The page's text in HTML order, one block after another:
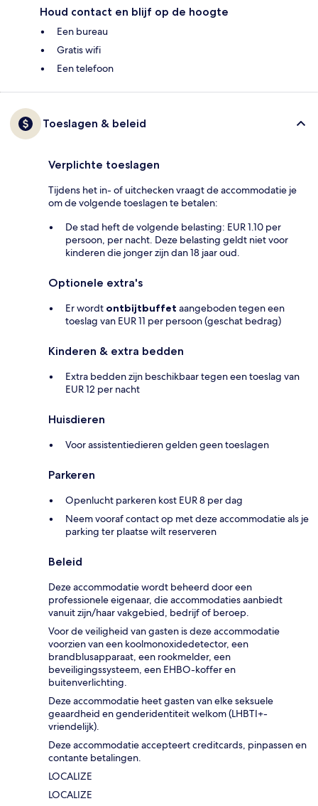
Houd contact en blijf op de hoogte
Een bureau
Gratis wifi
Een telefoon
Toeslagen & beleid
Verplichte toeslagen
Tijdens het in- of uitchecken vraagt de accommodatie je
om de volgende toeslagen te betalen:
De stad heft de volgende belasting: EUR 1.10 per
persoon, per nacht. Deze belasting geldt niet voor
kinderen die jonger zijn dan 18 jaar oud.
Optionele extra's
Er wordt ontbijtbuffet aangeboden tegen een
toeslag van EUR 11 per persoon (geschat bedrag)
Kinderen & extra bedden
Extra bedden zijn beschikbaar tegen een toeslag van
EUR 12 per nacht
Huisdieren
Voor assistentiedieren gelden geen toeslagen
Parkeren
Openlucht parkeren kost EUR 8 per dag
Neem vooraf contact op met deze accommodatie als je
parking ter plaatse wilt reserveren
Beleid
Deze accommodatie wordt beheerd door een
professionele eigenaar, die accommodaties aanbiedt
vanuit zijn/haar vakgebied, bedrijf of beroep.
Voor de veiligheid van gasten is deze accommodatie
voorzien van een koolmonoxidedetector, een
brandblusapparaat, een rookmelder, een
beveiligingssysteem, een EHBO-koffer en
buitenverlichting.
Deze accommodatie heet gasten van elke seksuele
geaardheid en genderidentiteit welkom (LHBTI+-
vriendelijk).
Deze accommodatie accepteert creditcards, pinpassen en
contante betalingen.
LOCALIZE
LOCALIZE